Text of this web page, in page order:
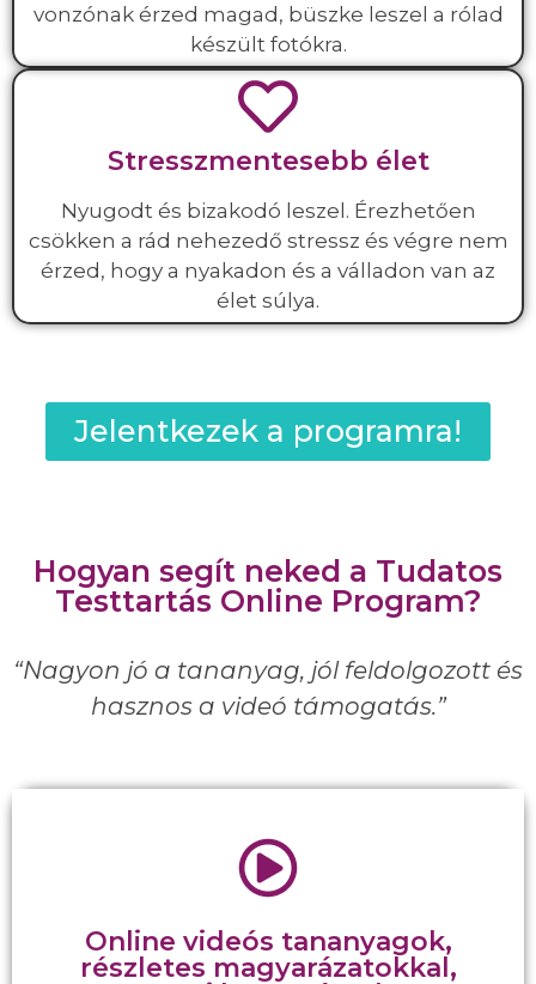
vonzónak érzed magad, büszke leszel a rólad
készült fotókra.
Stresszmentesebb élet
Nyugodt és bizakodó leszel. Érezhetően
csökken a rád nehezedő stressz és végre nem
érzed, hogy a nyakadon és a válladon van az
élet súlya.
Jelentkezek a programra!
Hogyan segít neked a Tudatos
Testtartás Online Program?
“Nagyon jó a tananyag, jól feldolgozott és
hasznos a videó támogatás.”
Online videós tananyagok,
részletes magyarázatokkal,
50+ gyakorlati videó, melyet bármennyiszer
visszanézhetsz, ismételhetsz a program ideje alatt.
kezed és végig vezetlek az úton. A gyakorlatok
elvégzéséhez nincs szükség személyes jelenlétre,